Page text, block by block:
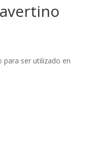
ser utilizado en